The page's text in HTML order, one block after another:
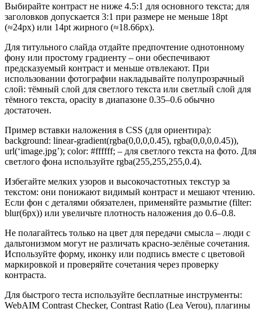
Выбирайте контраст не ниже 4.5:1 для основного текста; для
заголовков допускается 3:1 при размере не меньше 18pt
(≈24px) или 14pt жирного (≈18.66px).
Для титульного слайда отдайте предпочтение однотонному
фону или простому градиенту – они обеспечивают
предсказуемый контраст и меньше отвлекают. При
использовании фотографии накладывайте полупрозрачный
слой: тёмный слой для светлого текста или светлый слой для
тёмного текста, opacity в диапазоне 0.35–0.6 обычно
достаточен.
Пример вставки наложения в CSS (для ориентира):
background: linear-gradient(rgba(0,0,0,0.45), rgba(0,0,0,0.45)),
url(‘image.jpg’); color: #ffffff; – для светлого текста на фото. Для
светлого фона используйте rgba(255,255,255,0.4).
Избегайте мелких узоров и высокочастотных текстур за
текстом: они понижают видимый контраст и мешают чтению.
Если фон с деталями обязателен, применяйте размытие (filter:
blur(6px)) или увеличьте плотность наложения до 0.6–0.8.
Не полагайтесь только на цвет для передачи смысла – люди с
дальтонизмом могут не различать красно-зелёные сочетания.
Используйте форму, иконку или подпись вместе с цветовой
маркировкой и проверяйте сочетания через проверку
контраста.
Для быстрого теста используйте бесплатные инструменты:
WebAIM Contrast Checker, Contrast Ratio (Lea Verou), плагины